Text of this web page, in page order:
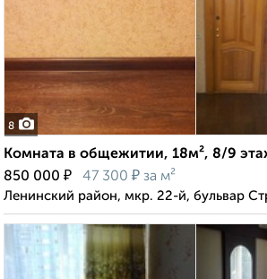
8
Комната в общежитии, 18м², 8/9
850 000 ₽ 47 300 ₽ за м²
Ленинский район, мкр. 22-й, бульвар